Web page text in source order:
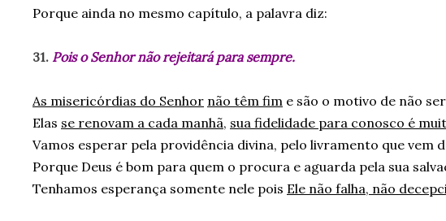
Porque ainda no mesmo capítulo, a palavra diz:
31. Pois o Senhor não rejeitará para sempre.
As misericórdias do Senhor não têm fim e são o motivo de não
Elas se renovam a cada manhã, sua fidelidade para conosco é
Vamos esperar pela providência divina, pelo livramento que vem
Porque Deus é bom para quem o procura e aguarda pela sua
Tenhamos esperança somente nele pois Ele não falha, não